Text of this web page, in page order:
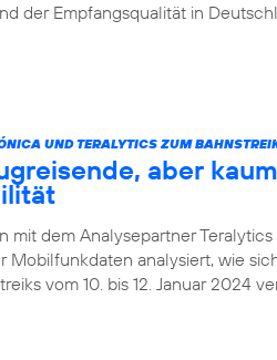
der Empfangsqualität in
UND TERALYTICS ZUM
aber
mit dem Analysepartner Teralytics
Mobilfunkdaten analysiert, wie
vom 10. bis 12. Januar 2024